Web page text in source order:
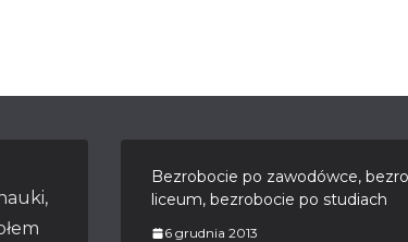
Bezrobocie po zawodówce,
liceum, bezrobocie po studiach
6 grudnia 2013